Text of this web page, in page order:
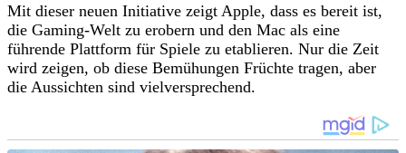
Mit dieser neuen Initiative zeigt Apple, dass es bereit ist,
die Gaming-Welt zu erobern und den Mac als eine
führende Plattform für Spiele zu etablieren. Nur die Zeit
wird zeigen, ob diese Bemühungen Früchte tragen, aber
die Aussichten sind vielversprechend.